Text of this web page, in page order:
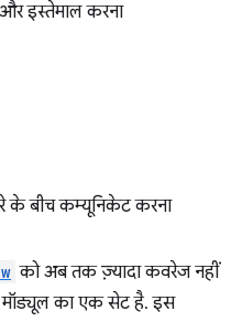
इस्तेमाल करना
के बीच कम्यूनिकेट करना
को अब तक ज़्यादा कवरेज नहीं
का एक सेट है. इस